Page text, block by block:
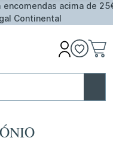
acima de 25€ para